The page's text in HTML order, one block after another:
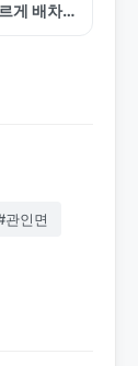
게 배차해
관인면